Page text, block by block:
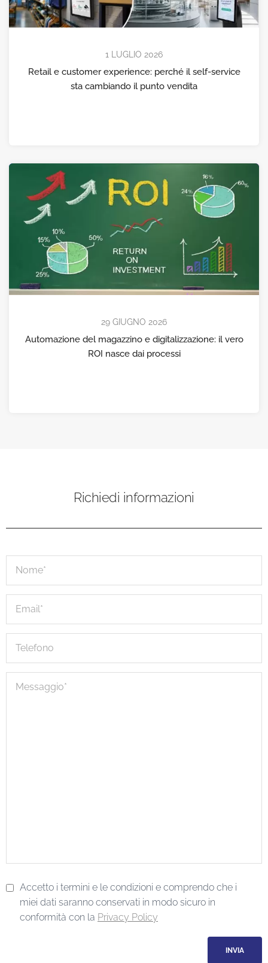
1 LUGLIO 2026
Retail e customer experience: perché il self-service
sta cambiando il punto vendita
29 GIUGNO 2026
Automazione del magazzino e digitalizzazione: il vero
ROI nasce dai processi
Richiedi informazioni
Accetto i termini e le condizioni e comprendo che i
miei dati saranno conservati in modo sicuro in
conformità con la Privacy Policy